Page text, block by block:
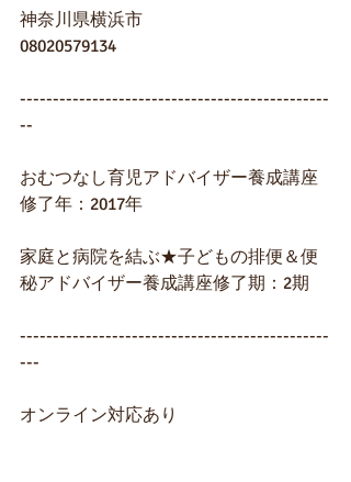
神奈川県横浜市
08020579134
-----------------------------------------------
--
おむつなし育児アドバイザー養成講座
修了年：2017年
家庭と病院を結ぶ★子どもの排便＆便
秘アドバイザー養成講座修了期：2期
-----------------------------------------------
---
オンライン対応あり